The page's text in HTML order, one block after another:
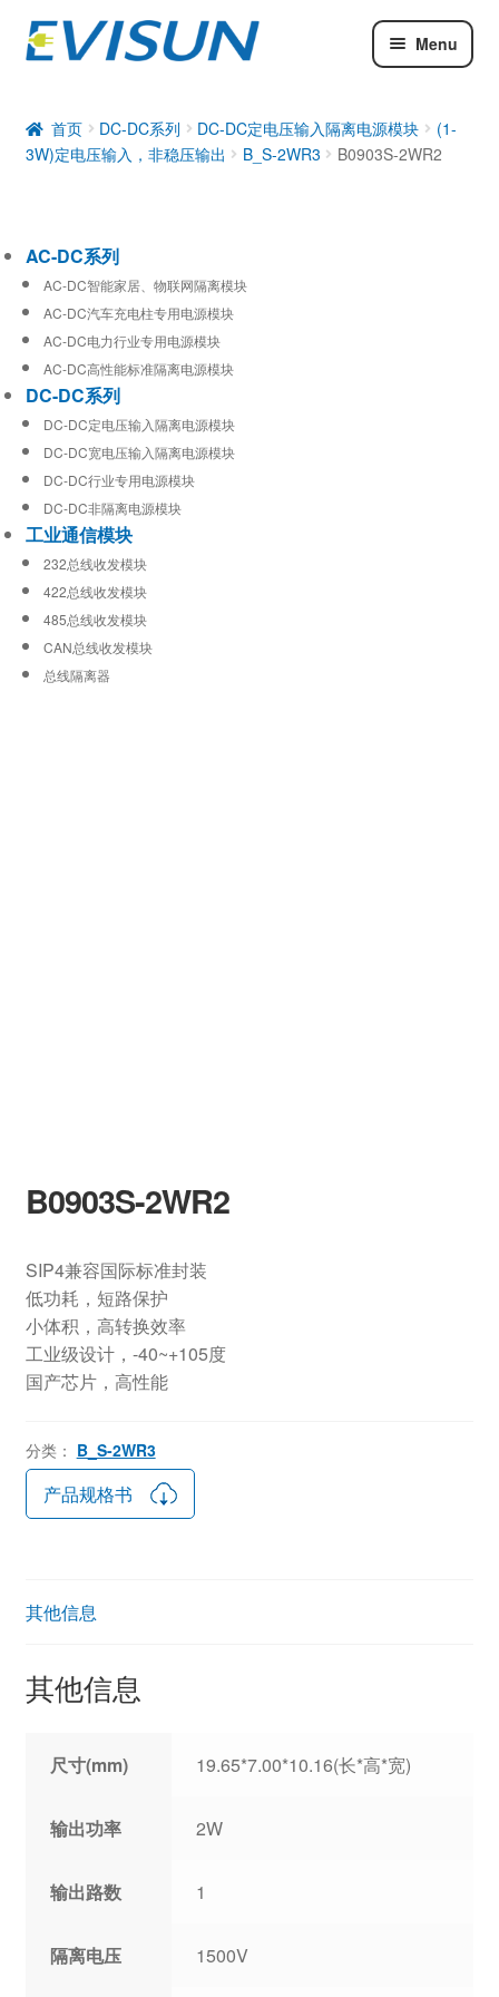
Menu
DC-DC系列
工业通信模块
首页 DC-DC系列 DC-DC定电压输入隔离电源模块
(1-
3W)定电压输入，非稳压输出
B_S-2WR3 B0903S-2WR2
B0903S-2WR2
SIP4兼容国际标准封装
低功耗，短路保护
小体积，高转换效率
工业级设计，-40~+105度
国产芯片，高性能
分类： B_S-2WR3
产品规格书
其他信息
其他信息
尺寸(mm) 19.65*7.00*10.16(长*高*宽)
输出功率 2W
输出路数 1
隔离电压 1500V
AC-DC系列
AC-DC智能家居、物联网隔离模块
AC-DC汽车充电柱专用电源模块
AC-DC电力行业专用电源模块
AC-DC高性能标准隔离电源模块
DC-DC系列
DC-DC定电压输入隔离电源模块
DC-DC宽电压输入隔离电源模块
DC-DC行业专用电源模块
DC-DC非隔离电源模块
工业通信模块
232总线收发模块
422总线收发模块
485总线收发模块
CAN总线收发模块
总线隔离器